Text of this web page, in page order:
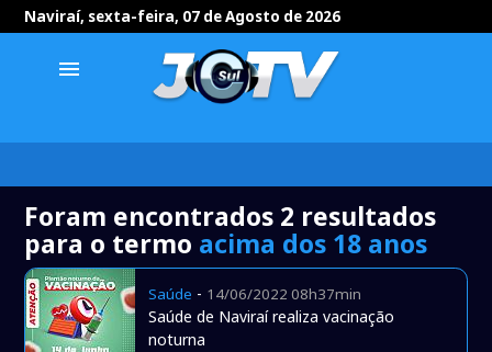
Naviraí, sexta-feira, 07 de Agosto de 2026
menu
Foram encontrados 2 resultados
para o termo acima dos 18 anos
Saúde - 14/06/2022 08h37min
Saúde de Naviraí realiza vacinação
noturna